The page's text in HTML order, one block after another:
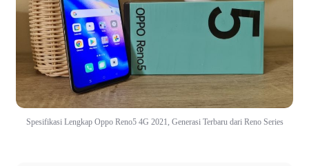
Spesifikasi Lengkap Oppo Reno5 4G 2021, Generasi Terbaru dari Reno Series